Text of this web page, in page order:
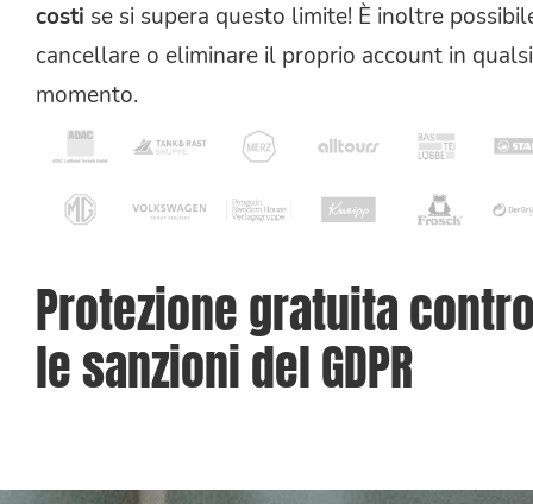
costi se si supera questo limite! È inoltre
cancellare o eliminare il proprio account in
momento.
Protezione gratuita
le sanzioni del GDPR